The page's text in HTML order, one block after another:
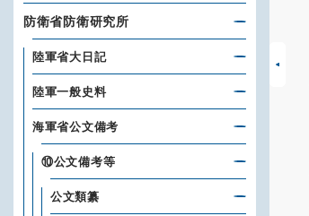
防衛省防衛研究所
陸軍省大日記
陸軍一般史料
海軍省公文備考
⑩公文備考等
公文類纂